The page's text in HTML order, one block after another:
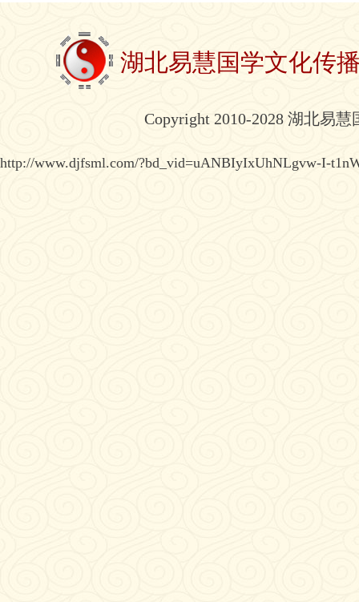
湖北易慧国学文化传
Copyright 2010-2028 湖北易
http://www.djfsml.com/?bd_vid=uANBIyIxUhNLgvw-I-